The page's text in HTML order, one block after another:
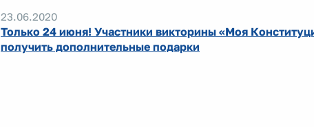
23.06.2020
Только 24 июня! Участники викторины «Моя
получить дополнительные подарки